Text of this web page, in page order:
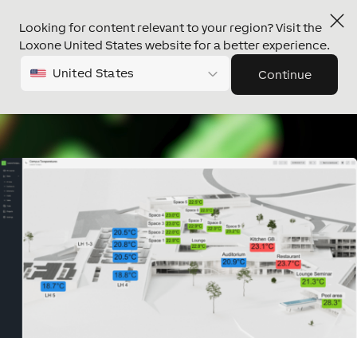
Looking for content relevant to your region? Visit the
Loxone United States website for a better experience.
United States Continue
Video
Player
Video
Player